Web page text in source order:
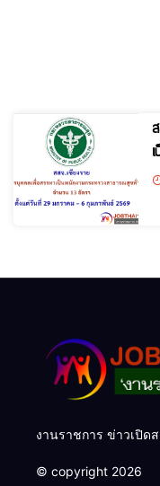
งานราชการ ข่าวเปิด
© copyright 2026